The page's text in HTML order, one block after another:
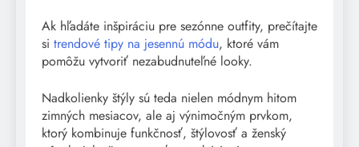
Ak hľadáte inšpiráciu pre sezónne outfity, prečítajte
si trendové tipy na jesennú módu, ktoré vám
pomôžu vytvoriť nezabudnuteľné looky.
Nadkolienky štýly sú teda nielen módnym hitom
zimných mesiacov, ale aj výnimočným prvkom,
ktorý kombinuje funkčnosť, štýlovosť a ženský